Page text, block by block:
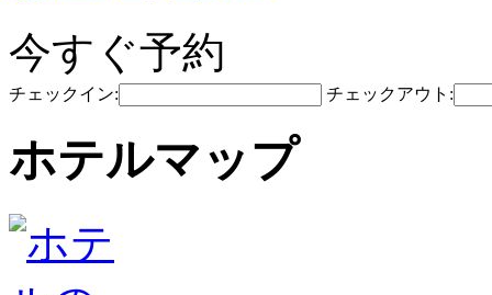
今すぐ予約
チェックイン: チェックアウト:
ホテルマップ